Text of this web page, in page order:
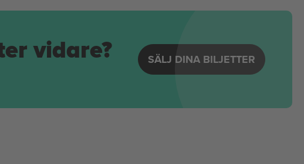
vidare? SÄLJ DINA BILJETTER